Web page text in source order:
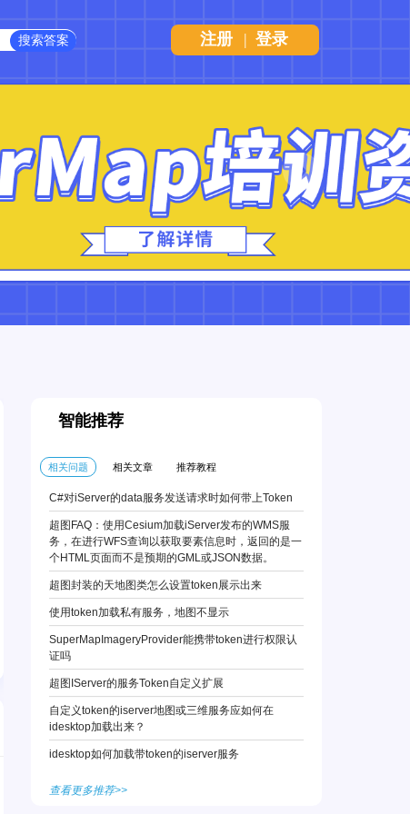
Next
注册 | 登录
智能推荐
相关问题 相关文章 推荐教程
C#对iServer的data服务发送请求时如何带上Token
超图FAQ：使用Cesium加载iServer发布的WMS服
务，在进行WFS查询以获取要素信息时，返回的是一
个HTML页面而不是预期的GML或JSON数据。
超图封装的天地图类怎么设置token展示出来
使用token加载私有服务，地图不显示
SuperMapImageryProvider能携带token进行权限认
证吗
超图IServer的服务Token自定义扩展
自定义token的iserver地图或三维服务应如何在
idesktop加载出来？
idesktop如何加载带token的iserver服务
查看更多推荐>>